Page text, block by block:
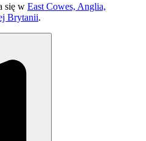
się w East Cowes, Anglia,
Brytanii.